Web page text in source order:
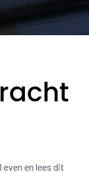
en lees dit